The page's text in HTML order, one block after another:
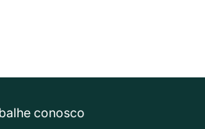
conosco